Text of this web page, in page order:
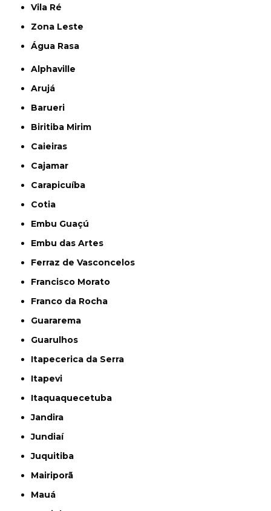
Vila Ré
Zona Leste
Água Rasa
Alphaville
Arujá
Barueri
Biritiba Mirim
Caieiras
Cajamar
Carapicuíba
Cotia
Embu Guaçú
Embu das Artes
Ferraz de Vasconcelos
Francisco Morato
Franco da Rocha
Guararema
Guarulhos
Itapecerica da Serra
Itapevi
Itaquaquecetuba
Jandira
Jundiaí
Juquitiba
Mairiporã
Mauá